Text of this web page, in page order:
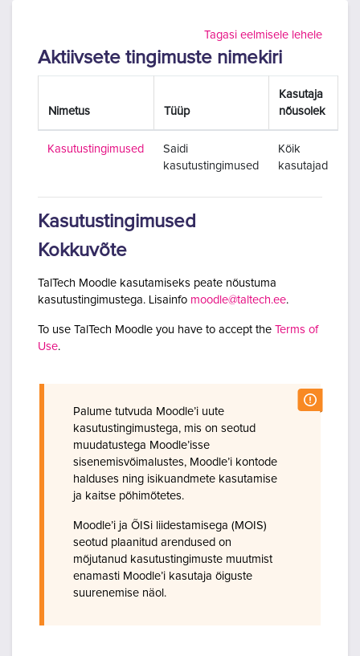
Tagasi eelmisele lehele
Aktiivsete tingimuste nimekiri
Nimetus Tüüp
Kasutaja
nõusolek
Kasutustingimused
Saidi
kasutustingimused
Kõik
kasutajad
Kasutustingimused
Kokkuvõte
TalTech Moodle kasutamiseks peate nõustuma
kasutustingimustega. Lisainfo moodle@taltech.ee.
To use TalTech Moodle you have to accept the Terms of
Use.
Palume tutvuda Moodle’i uute
kasutustingimustega, mis on seotud
muudatustega Moodle’isse
sisenemisvõimalustes, Moodle’i kontode
halduses ning isikuandmete kasutamise
ja kaitse põhimõtetes.
Moodle’i ja ÕISi liidestamisega (MOIS)
seotud plaanitud arendused on
mõjutanud kasutustingimuste muutmist
enamasti Moodle’i kasutaja õiguste
suurenemise näol.